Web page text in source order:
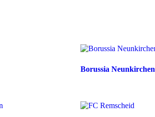
Borussia Neunkirchen